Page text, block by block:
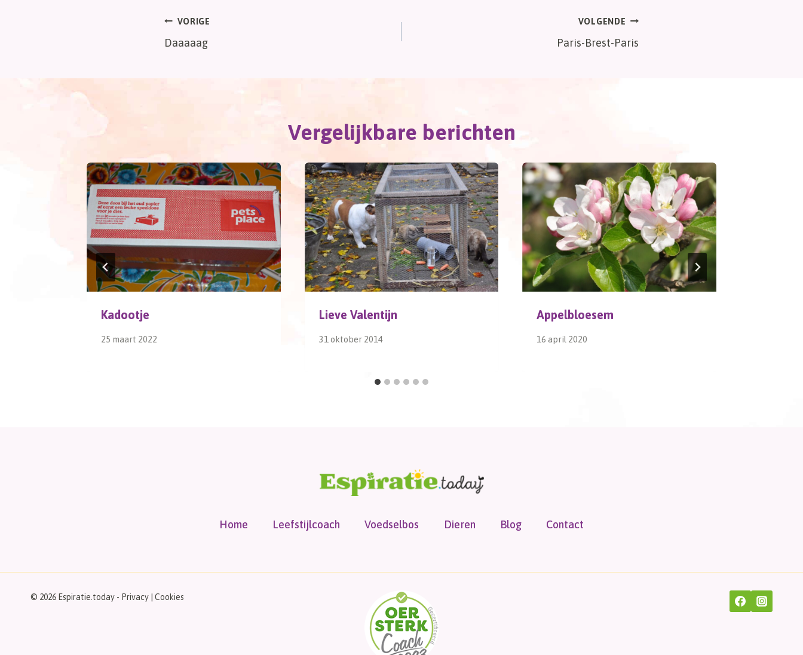
Bericht
VORIGE
Daaaaag
VOLGENDE
Paris-Brest-Paris
Vergelijkbare berichten
Kadootje
25 maart 2022
Lieve Valentijn
31 oktober 2014
Appelbloesem
16 april 2020
Home Leefstijlcoach Voedselbos Dieren Blog Contact
© 2026 Espiratie.today - Privacy Cookies